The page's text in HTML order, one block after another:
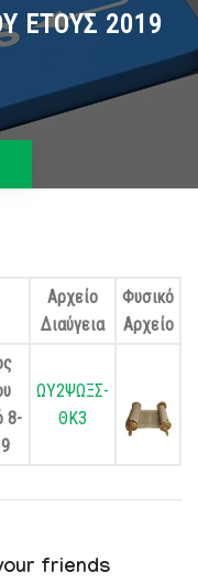
ΕΤΟΥΣ 2019
Αρχείο
Διαύγεια
Φυσικό
Αρχείο
8-
ΩΥ2ΨΩΞΣ-
ΘΚ3
friends